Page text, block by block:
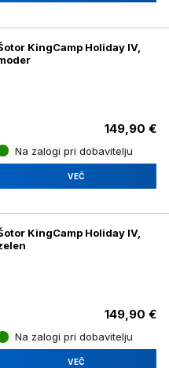
KingCamp Holiday IV,
149,90 €
Na zalogi pri dobavitelju
VEČ
KingCamp Holiday IV,
149,90 €
Na zalogi pri dobavitelju
VEČ